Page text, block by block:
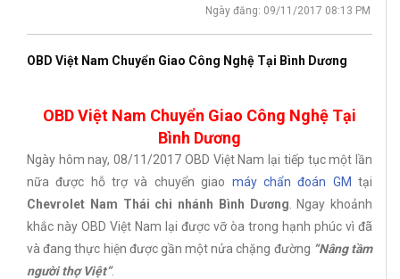
Ngày đăng: 09/11/2017 08:13 PM
OBD Việt Nam Chuyển Giao Công Nghệ Tại Bình Dương
OBD Việt Nam Chuyển Giao Công Nghệ Tại
Bình Dương
Ngày hôm nay, 08/11/2017 OBD Việt Nam lại tiếp tục một lần
nữa được hỗ trợ và chuyển giao máy chẩn đoán GM tại
Chevrolet Nam Thái chi nhánh Bình Dương . Ngay khoảnh
khắc này OBD Việt Nam lại được vỡ òa trong hạnh phúc vì đã
và đang thực hiện được gần một nửa chặng đường “Nâng tầm
người thợ Việt”.